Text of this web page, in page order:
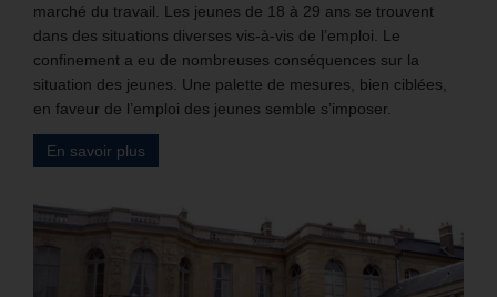
marché du travail. Les jeunes de 18 à 29 ans se trouvent
dans des situations diverses vis-à-vis de l’emploi. Le
confinement a eu de nombreuses conséquences sur la
situation des jeunes. Une palette de mesures, bien ciblées,
en faveur de l’emploi des jeunes semble s’imposer.
En savoir plus